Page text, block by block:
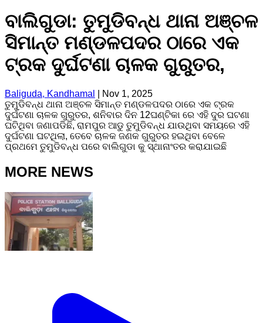
ବାଲିଗୁଡା: ତୁମୁଡିବନ୍ଧ ଥାନା ଅଞ୍ଚଳ
ସିମାନ୍ତ ମଣ୍ଡଳପଦର ଠାରେ ଏକ
ଟ୍ରକ ଦୁର୍ଘଟଣା ଚାଳକ ଗୁରୁତର,
Baliguda, Kandhamal
Nov 1, 2025
ତୁମୁଡିବନ୍ଧ ଥାନା ଅଞ୍ଚଳ ସିମାନ୍ତ ମଣ୍ଡଳପଦର ଠାରେ ଏକ ଟ୍ରକ
ଦୁର୍ଘଟଣା ଚାଳକ ଗୁରୁତର, ଶନିବାର ଦିନ 12ଘଣ୍ଟିକା ରେ ଏହି ଦୁର ଘଟଣା
ଘଟିଥିବା ଜଣାପଡିଛି, ରାମପୁର ଆଡୁ ତୁମୁଡିବନ୍ଧ ଯାଉଥିବା ସମୟରେ ଏହି
ଦୁର୍ଘଟଣା ଘଟଥିଲା, ତେବେ ଚାଳକ ଜଣକ ଗୁରୁତର ହଇଥିବା ବେଳେ
ପ୍ରଥମେ ତୁମୁଡିବନ୍ଧ ପରେ ବାଲିଗୁଡା କୁ ସ୍ଥାନାଂତର କରାଯାଇଛି
MORE NEWS